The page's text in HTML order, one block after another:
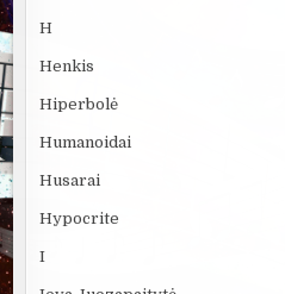
H
Henkis
Hiperbolė
Humanoidai
Husarai
Hypocrite
I